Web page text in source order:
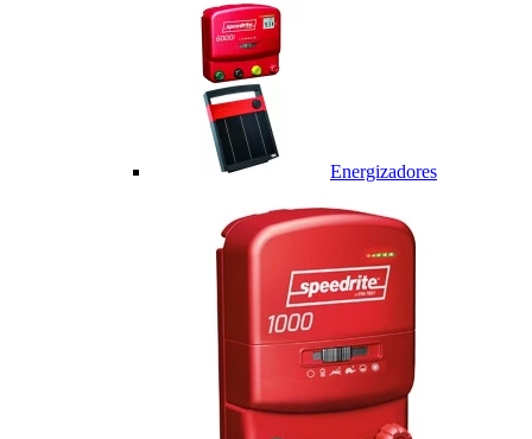
Energizadores